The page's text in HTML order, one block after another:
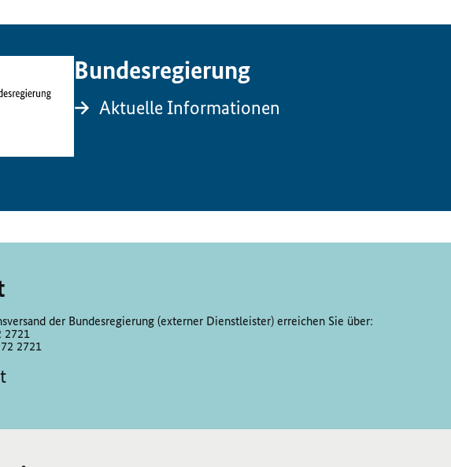
Bundesregierung
Aktuelle Informationen
der Bundesregierung (externer Dienstleister) erreichen Sie über:
2721
2721